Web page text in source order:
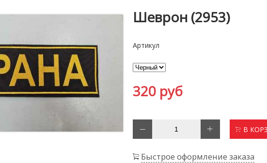
Шеврон (2953)
Артикул
320 руб
В
Быстрое оформление заказа